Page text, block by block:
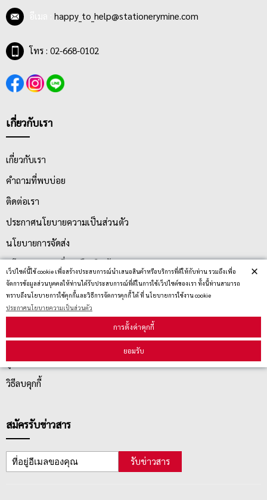
เว็ปไซต์นี้ใช้ cookie เพื่อสร้างประสบการณ์นำเสนอสินค้าหรือบริการที่ดีให้กับท่าน รวมถึงเพื่อ
จัดการข้อมูลส่วนบุคคลให้ท่านได้รับประสบการณ์ที่ดีในการใช้เว็ปไซต์ของเรา ทั้งนี้ท่านสามารถ
ทราบถึงนโยบายการใช้คุกกี้และวิธีการจัดการคุกกี้ ได้ ที่ นโยบายการใช้งาน cookie
ประกาศนโยบายความเป็นส่วนตัว
การตั้งค่าคุกกี้
ยอมรับ
×
happy_to_help@stationerymine.com
โทร : 02-668-0102
เกี่ยวกับเรา
เกี่ยวกับเรา
คำถามที่พบบ่อย
ติดต่อเรา
ประกาศนโยบายความเป็นส่วนตัว
นโยบายการจัดส่ง
นโยบายการเปลี่ยน/คืน สินค้า
บริการลูกค้า
ตรวจสอบสถานะสินค้า
คู่มือนักช้อป
วิธีลบคุกกี้
สมัครรับข่าวสาร
รับข่าวสาร